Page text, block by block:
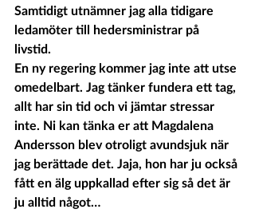
Samtidigt utnämner jag alla tidigare
ledamöter till hedersministrar på
livstid.
En ny regering kommer jag inte att utse
omedelbart. Jag tänker fundera ett tag,
allt har sin tid och vi jämtar stressar
inte. Ni kan tänka er att Magdalena
Andersson blev otroligt avundsjuk när
jag berättade det. Jaja, hon har ju också
fått en älg uppkallad efter sig så det är
ju alltid något…